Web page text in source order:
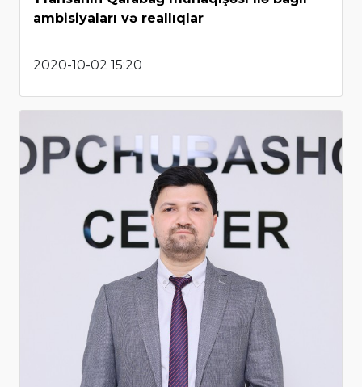
ambisiyaları və reallıqlar
2020-10-02 15:20